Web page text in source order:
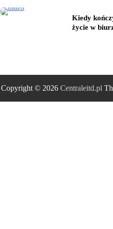
Kiedy
życie w
Copyright © 2026 Centraleitd.pl